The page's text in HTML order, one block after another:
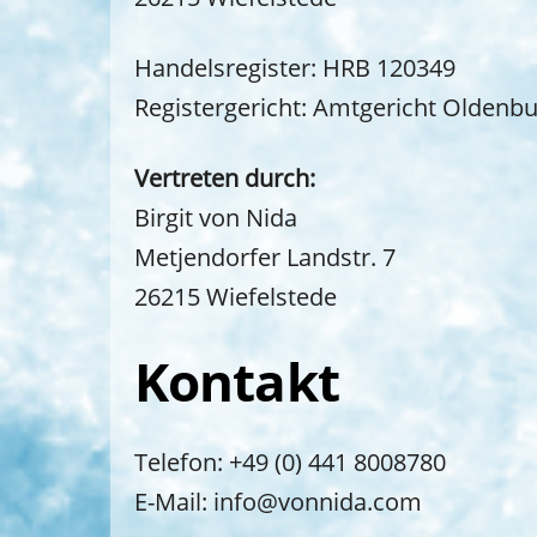
Handelsregister: HRB 120349
Registergericht: Amtgericht
Vertreten durch:
Birgit von Nida
Metjendorfer Landstr. 7
26215 Wiefelstede
Kontakt
Telefon: +49 (0) 441 8008780
E-Mail: info@vonnida.com